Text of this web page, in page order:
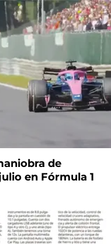
de
en Fórmula 1